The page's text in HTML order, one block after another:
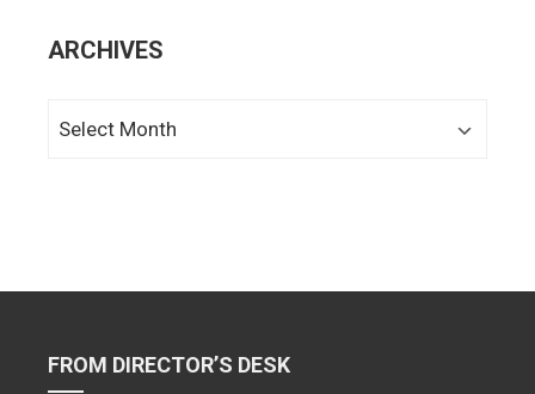
ARCHIVES
FROM DIRECTOR’S DESK